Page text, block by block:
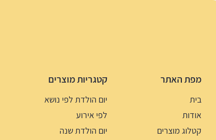
מפת האתר
בית
אודות
קטלוג מוצרים
קטגריות מוצרים
יום הולדת לפי נושא
לפי אירוע
יום הולדת שנה